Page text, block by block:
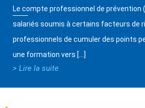
Le compte professionnel de prévention
salariés soumis à certains facteurs de
professionnels de cumuler des points
une formation vers […]
> Lire la suite